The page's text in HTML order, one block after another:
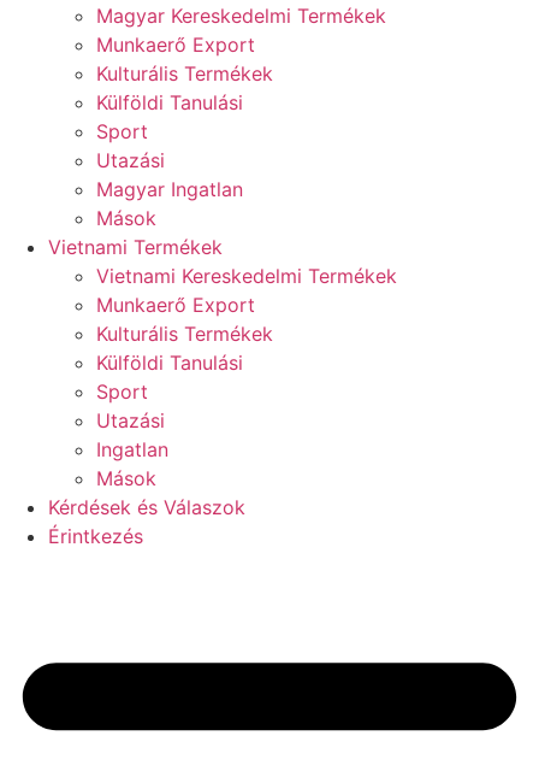
Magyar Kereskedelmi Termékek
Munkaerő Export
Kulturális Termékek
Külföldi Tanulási
Sport
Utazási
Magyar Ingatlan
Mások
Vietnami Termékek
Vietnami Kereskedelmi Termékek
Munkaerő Export
Kulturális Termékek
Külföldi Tanulási
Sport
Utazási
Ingatlan
Mások
Kérdések és Válaszok
Érintkezés